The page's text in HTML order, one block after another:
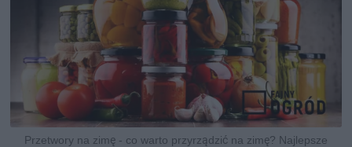
Przetwory na zimę - co warto przyrządzić na zimę? Najlepsze